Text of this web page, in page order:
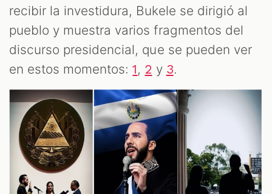
recibir la investidura, Bukele se dirigió al
pueblo y muestra varios fragmentos del
discurso presidencial, que se pueden ver
en estos momentos:1, 2 y 3.